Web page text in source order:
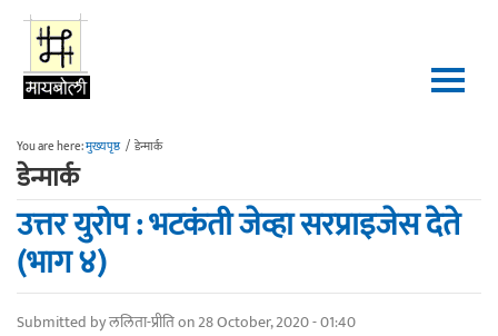
Skip to main content
You are here:मुख्यपृष्ठ / डेन्मार्क
डेन्मार्क
उत्तर युरोप : भटकंती जेव्हा सरप्राइजेस देते
(भाग ४)
Submitted byललिता-प्रीतिon 28 October, 2020 - 01:40